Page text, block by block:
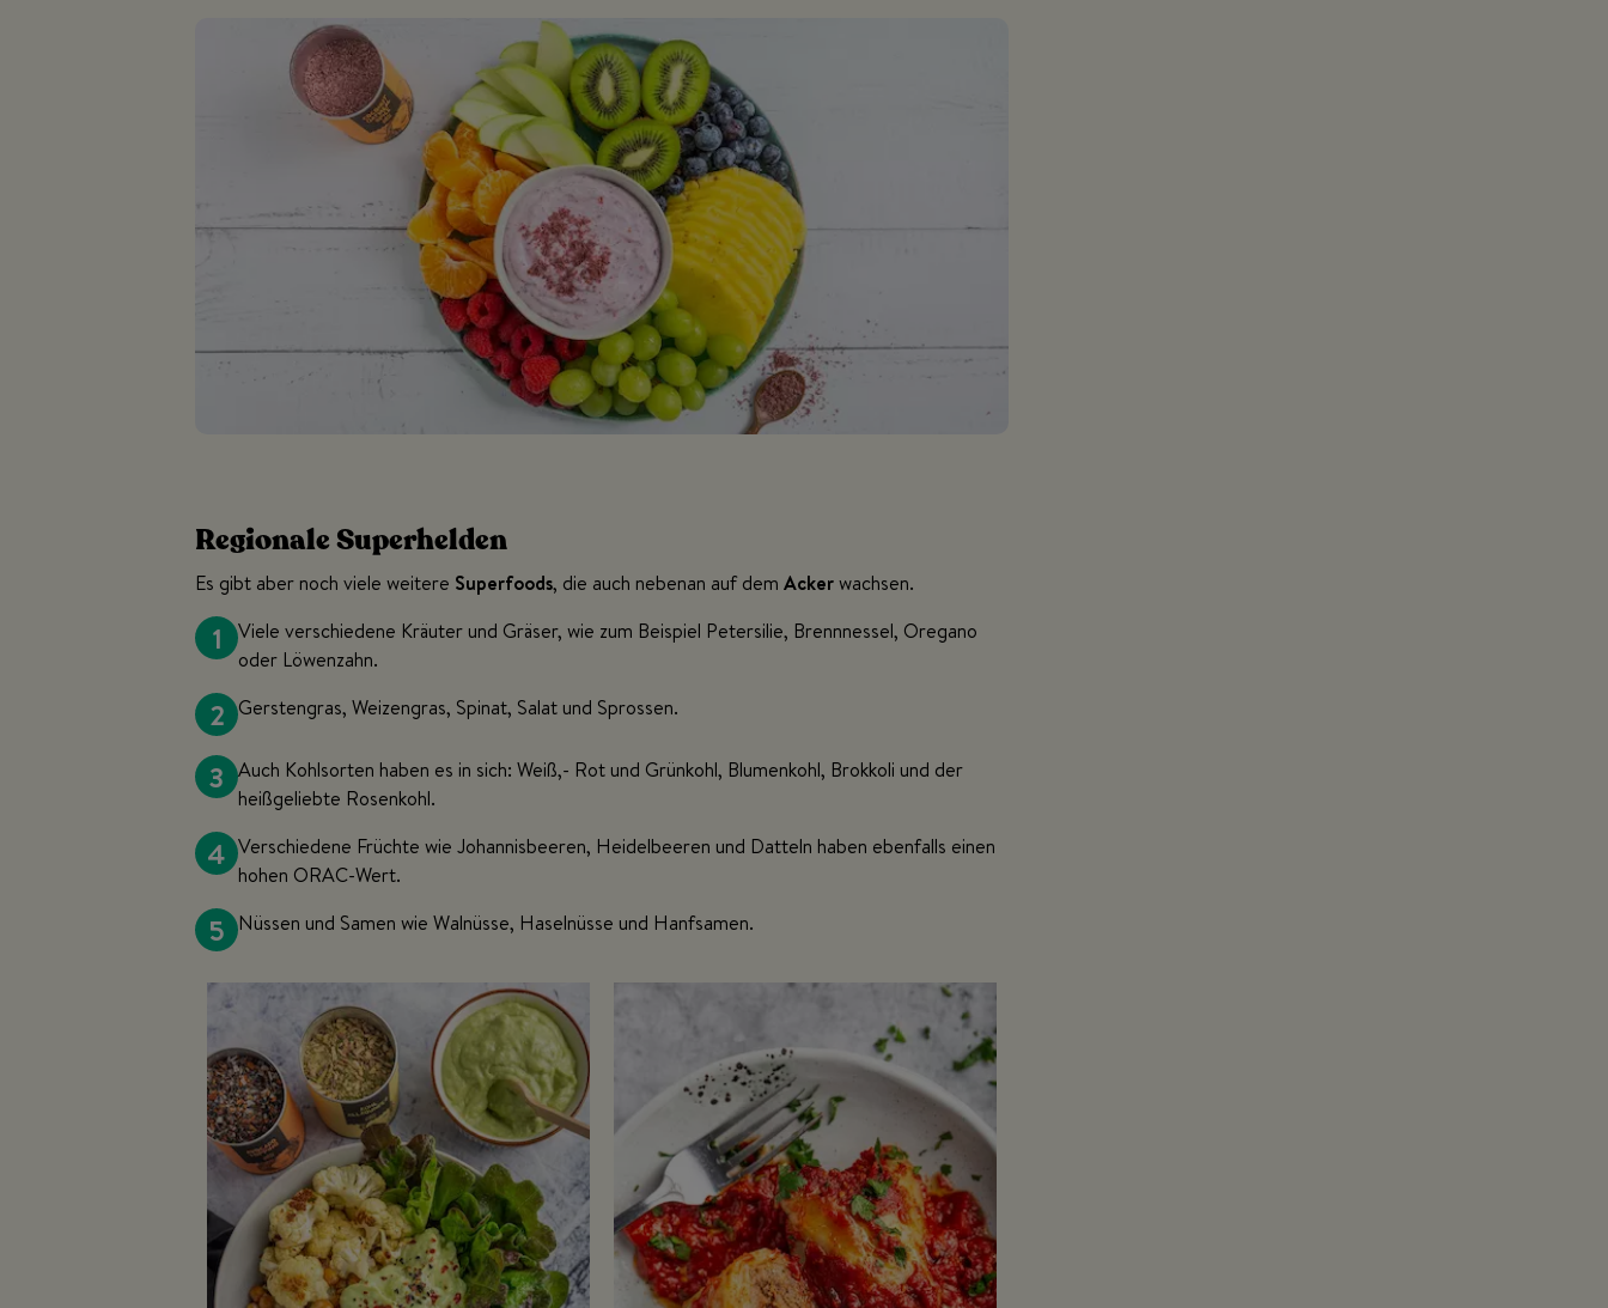
Regionale Superhelden
Es gibt aber noch viele weitere Superfoods, die auch nebenan auf demAckerwachsen.
1
Viele verschiedene Kräuter und Gräser, wie zum Beispiel Petersilie, Brennnessel, Oregano
oder Löwenzahn.
2 Gerstengras, Weizengras, Spinat, Salat und Sprossen.
3 Auch Kohlsorten haben es in sich: Weiß,- Rot und Grünkohl, Blumenkohl, Brokkoli und der
heißgeliebte Rosenkohl.
4 Verschiedene Früchte wie Johannisbeeren, Heidelbeeren und Datteln haben ebenfalls einen
hohen ORAC-Wert.
5 Nüssen und Samen wie Walnüsse, Haselnüsse und Hanfsamen.